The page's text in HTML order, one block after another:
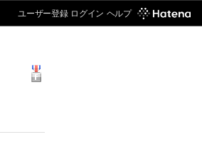
ユーザー登録 ログイン ヘルプ